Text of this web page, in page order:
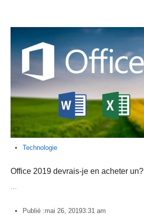
Technologie
Office 2019 devrais-je en acheter un?
Publié :mai 26, 20193:31 am